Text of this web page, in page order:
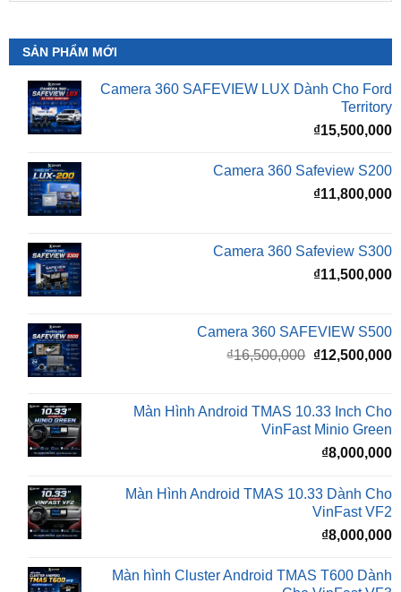
SẢN PHẨM MỚI
Camera 360 SAFEVIEW LUX Dành Cho Ford
₫15,500,000
Camera 360 Safeview S200
Camera 360 Safeview S300
Camera 360 SAFEVIEW S500
gốc
₫16,500,000.
Màn Hình Android TMAS 10.33 Inch Cho
₫8,000,000
Màn Hình Android TMAS 10.33 Dành Cho
₫8,000,000
Màn hình Cluster Android TMAS T600 Dành
Cho VinFast VF3
₫10,800,000